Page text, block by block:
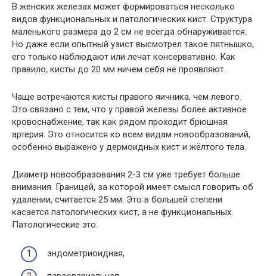
В женских железах может формироваться несколько
видов функциональных и патологических кист. Структура
маленького размера до 2 см не всегда обнаруживается.
Но даже если опытный узист высмотрел такое пятнышко,
его только наблюдают или лечат консервативно. Как
правило, кисты до 20 мм ничем себя не проявляют.
Чаще встречаются кисты правого яичника, чем левого.
Это связано с тем, что у правой железы более активное
кровоснабжение, так как рядом проходит брюшная
артерия. Это относится ко всем видам новообразований,
особенно выражено у дермоидных кист и жёлтого тела.
Диаметр новообразования 2-3 см уже требует больше
внимания. Границей, за которой имеет смысл говорить об
удалении, считается 25 мм. Это в большей степени
касается патологических кист, а не функциональных.
Патологические это:
эндометриоидная,